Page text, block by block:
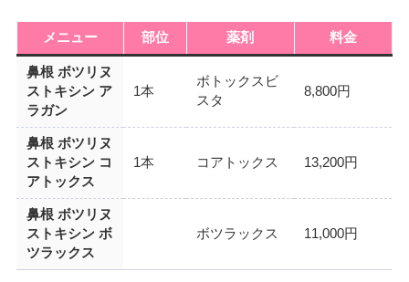
メニュー 部位 薬剤 料金
鼻根 ボツリヌ
ストキシン ア
ラガン
1本
ボトックスビ
スタ
8,800円
鼻根 ボツリヌ
ストキシン コ
アトックス
1本 コアトックス 13,200円
鼻根 ボツリヌ
ストキシン ボ
ツラックス
ボツラックス 11,000円